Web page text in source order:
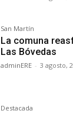
San Martín
La comuna
Las Bóvedas
adminERE - 3 agosto,
Destacada